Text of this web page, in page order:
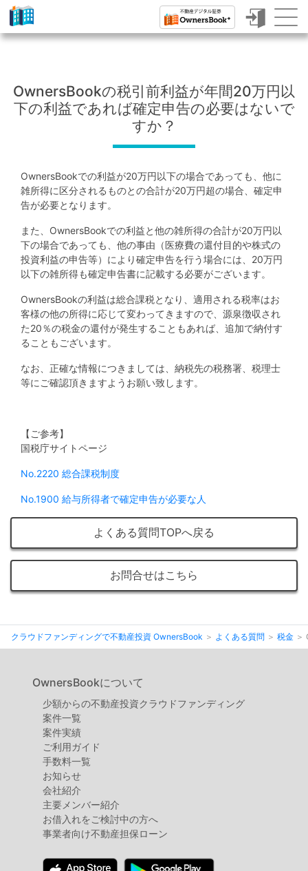
ク
ウ
ド
ン
デ
ン
グ
不
動
産
投
OwnersBook
OwnersBookの税引前利益が年間20万円以
下の利益であれば確定申告の必要はないで
すか？
OwnersBookでの利益が20万円以下の場合であっても、他に
雑所得に区分されるものとの合計が20万円超の場合、確定申
告が必要となります。
また、OwnersBookでの利益と他の雑所得の合計が20万円以
下の場合であっても、他の事由（医療費の還付目的や株式の
投資利益の申告等）により確定申告を行う場合には、20万円
以下の雑所得も確定申告書に記載する必要がございます。
OwnersBookの利益は総合課税となり、適用される税率はお
客様の他の所得に応じて変わってきますので、源泉徴収され
た20％の税金の還付が発生することもあれば、追加で納付す
ることもございます。
なお、正確な情報につきましては、納税先の税務署、税理士
等にご確認頂きますようお願い致します。
【ご参考】
国税庁サイトページ
No.2220 総合課税制度
No.1900 給与所得者で確定申告が必要な人
よくある質問TOPへ戻る
お問合せはこちら
クラウドファンディングで不動産投資 OwnersBook よくある質問 税金
OwnersBookについて
少額からの不動産投資クラウドファンディング
案件⼀覧
案件実績
ご利用ガイド
手数料一覧
お知らせ
会社紹介
主要メンバー紹介
お借入れをご検討中の方へ
事業者向け不動産担保ローン